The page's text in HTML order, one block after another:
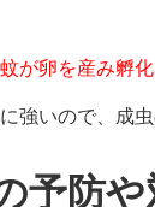
が卵を産み孵
強いので、成
予防や